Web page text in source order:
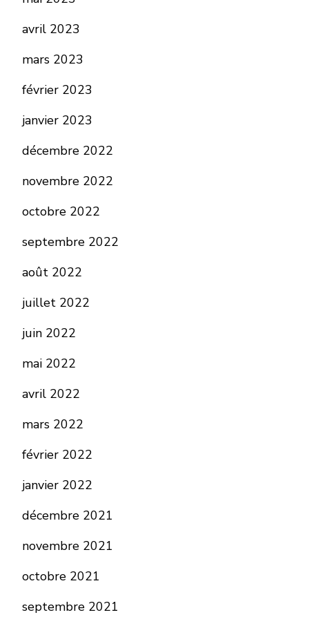
avril 2023
mars 2023
février 2023
janvier 2023
décembre 2022
novembre 2022
octobre 2022
septembre 2022
août 2022
juillet 2022
juin 2022
mai 2022
avril 2022
mars 2022
février 2022
janvier 2022
décembre 2021
novembre 2021
octobre 2021
septembre 2021